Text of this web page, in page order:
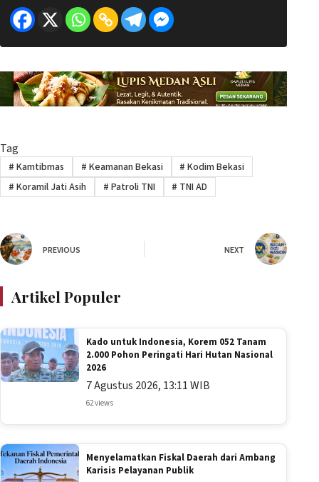
Tag
# Kamtibmas # Keamanan Bekasi # Kodim Bekasi
# Koramil Jati Asih # Patroli TNI # TNI AD
PREVIOUS NEXT
Artikel Populer
Kado untuk Indonesia, Korem 052 Tanam
2.000 Pohon Peringati Hari Hutan Nasional
2026
7 Agustus 2026, 13:11 WIB
62 views
Menyelamatkan Fiskal Daerah dari Ambang
Karisis Pelayanan Publik